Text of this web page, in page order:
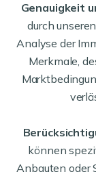
Genauigkeit
durch
Analyse der
Merkmale,
können
Anbauten oder